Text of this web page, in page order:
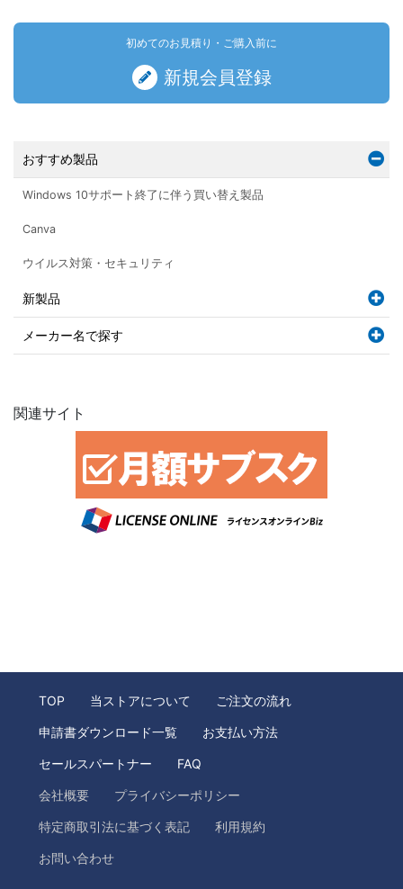
初めてのお見積り・ご購入前に
新規会員登録
おすすめ製品
Windows 10サポート終了に伴う買い替え製品
Canva
ウイルス対策・セキュリティ
新製品
メーカー名で探す
関連サイト
TOP 当ストアについて ご注文の流れ
申請書ダウンロード一覧 お支払い方法
セールスパートナー FAQ
会社概要 プライバシーポリシー
特定商取引法に基づく表記 利用規約
お問い合わせ